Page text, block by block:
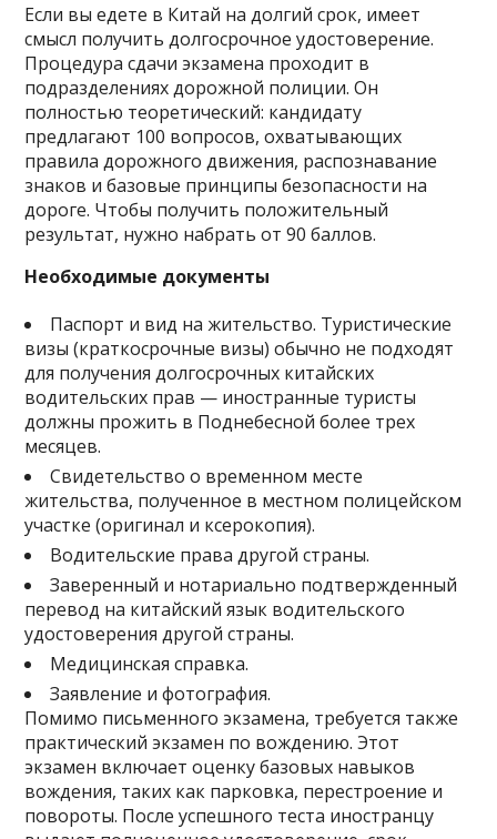
Если вы едете в Китай на долгий срок, имеет
смысл получить долгосрочное удостоверение.
Процедура сдачи экзамена проходит в
подразделениях дорожной полиции. Он
полностью теоретический: кандидату
предлагают 100 вопросов, охватывающих
правила дорожного движения, распознавание
знаков и базовые принципы безопасности на
дороге. Чтобы получить положительный
результат, нужно набрать от 90 баллов.
Необходимые документы
Паспорт и вид на жительство. Туристические
визы (краткосрочные визы) обычно не подходят
для получения долгосрочных китайских
водительских прав — иностранные туристы
должны прожить в Поднебесной более трех
месяцев.
Свидетельство о временном месте
жительства, полученное в местном полицейском
участке (оригинал и ксерокопия).
Водительские права другой страны.
Заверенный и нотариально подтвержденный
перевод на китайский язык водительского
удостоверения другой страны.
Медицинская справка.
Заявление и фотография.
Помимо письменного экзамена, требуется также
практический экзамен по вождению. Этот
экзамен включает оценку базовых навыков
вождения, таких как парковка, перестроение и
повороты. После успешного теста иностранцу